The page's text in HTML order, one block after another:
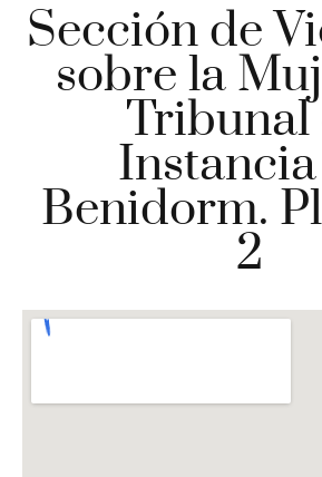
Sección de
sobre la
Tribunal
Benidorm.
2